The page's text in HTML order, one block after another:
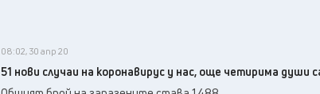
08:02, 30 апр 20
51 нови случаи на коронавирус у нас, още четирима души